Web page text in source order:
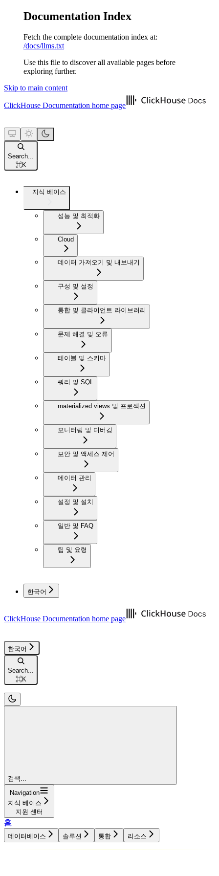
Documentation Index
Fetch the complete documentation index at:
/docs/llms.txt
Use this file to discover all available pages before
exploring further.
Skip to main content
ClickHouse Documentation home page
Search...
⌘K
지식 베이스
성능 및 최적화
Cloud
데이터 가져오기 및 내보내기
구성 및 설정
통합 및 클라이언트 라이브러리
문제 해결 및 오류
테이블 및 스키마
쿼리 및 SQL
materialized views 및 프로젝션
모니터링 및 디버깅
보안 및 액세스 제어
데이터 관리
설정 및 설치
일반 및 FAQ
팁 및 요령
한국어
ClickHouse Documentation home page
한국어
Search...
⌘K
검색...
Navigation
지식 베이스
지원 센터
홈
데이터베이스 솔루션 통합 리소스